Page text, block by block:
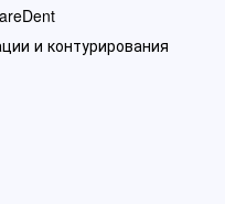
и контурирования